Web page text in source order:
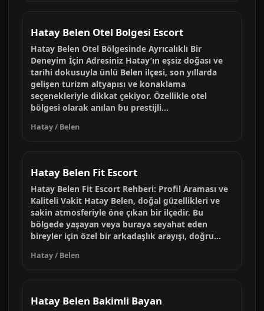
Hatay Belen Otel Bolgesi Escort
Hatay Belen Otel Bölgesinde Ayrıcalıklı Bir
Deneyim İçin Adresiniz Hatay’ın eşsiz doğası ve
tarihi dokusuyla ünlü Belen ilçesi, son yıllarda
gelişen turizm altyapısı ve konaklama
seçenekleriyle dikkat çekiyor. Özellikle otel
bölgesi olarak anılan bu prestijli...
Hatay / Belen
Hatay Belen Fit Escort
Hatay Belen Fit Escort Rehberi: Profil Araması ve
Kaliteli Vakit Hatay Belen, doğal güzellikleri ve
sakin atmosferiyle öne çıkan bir ilçedir. Bu
bölgede yaşayan veya buraya seyahat eden
bireyler için özel bir arkadaşlık arayışı, doğru...
Hatay / Belen
Hatay Belen Bakimli Bayan